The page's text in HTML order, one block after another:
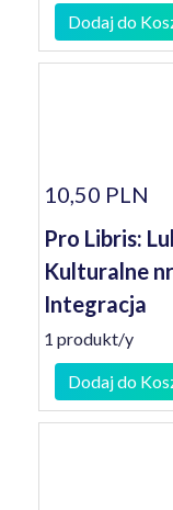
Dodaj do
10,50 PLN
Pro Libris:
Kulturalne
Integracja
1 produkt/y
Dodaj do